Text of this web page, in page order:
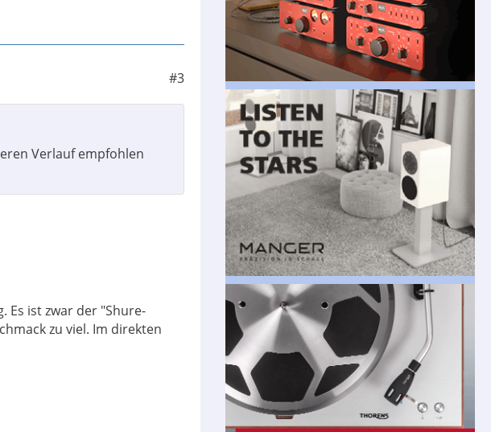
#3
Verlauf empfohlen
Es ist zwar der "Shure-
zu viel. Im direkten